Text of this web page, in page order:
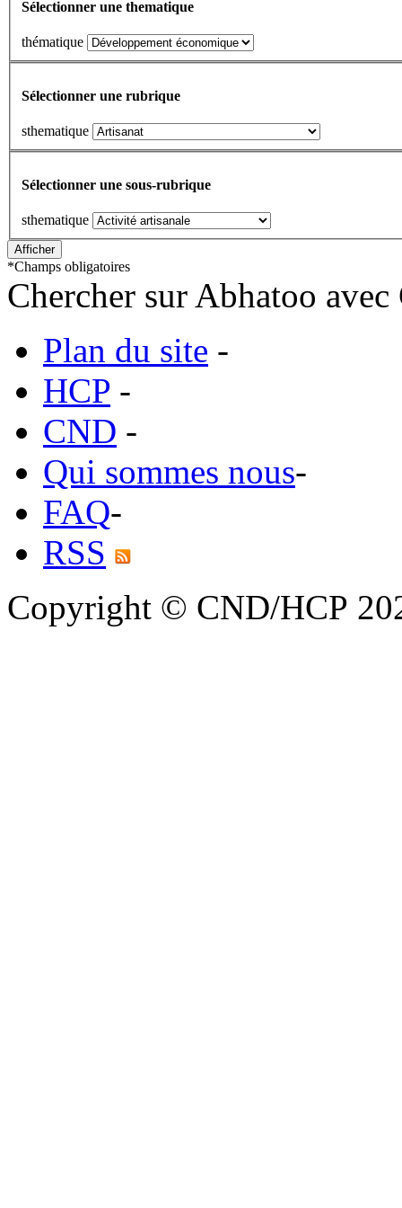
Sélectionner une thematique
thématique
Sélectionner une rubrique
sthematique
Sélectionner une sous-rubrique
sthematique
*Champs obligatoires
Chercher sur Abhatoo
Plan du site -
HCP -
CND -
Qui sommes nous-
FAQ-
RSS
Copyright © CND/HCP